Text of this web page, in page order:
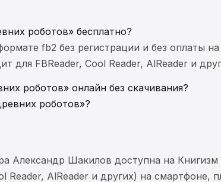
роботов» бесплатно?
fb2 без регистрации и без оплаты
FBReader, Cool Reader, AlReader и
роботов» онлайн без скачивания?
роботов»?
Александр Шакилов доступна на
Reader, AlReader и других) на